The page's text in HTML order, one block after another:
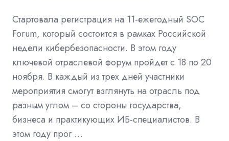
Стартовала регистрация на 11-ежегодный SOC
Forum, который состоится в рамках Российской
недели кибербезопасности. В этом году
ключевой отраслевой форум пройдет с 18 по 20
ноября. В каждый из трех дней участники
мероприятия смогут взглянуть на отрасль под
разным углом – со стороны государства,
бизнеса и практикующих ИБ-специалистов. В
этом году прог …